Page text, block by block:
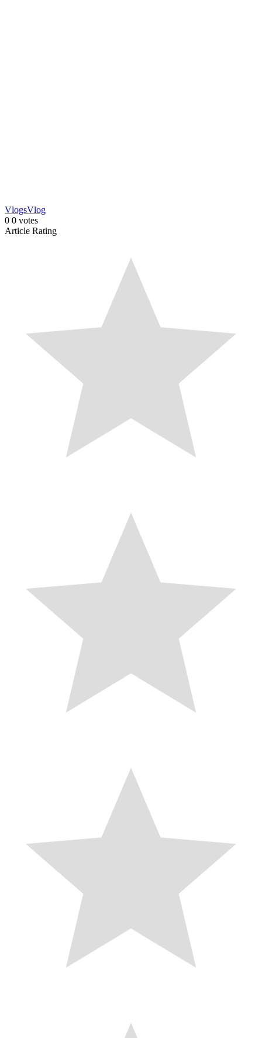
VlogsVlog
0 0 votes
Article Rating